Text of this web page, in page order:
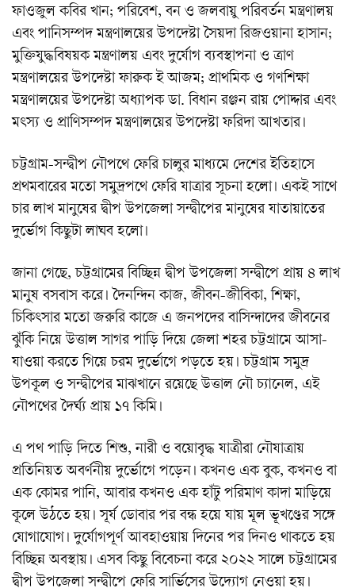
ফাওজুল কবির খান; পরিবেশ, বন ও জলবায়ু পরিবর্তন মন্ত্রণালয়
এবং পানিসম্পদ মন্ত্রণালয়ের উপদেষ্টা সৈয়দা রিজওয়ানা হাসান;
মুক্তিযুদ্ধবিষয়ক মন্ত্রণালয় এবং দুর্যোগ ব্যবস্থাপনা ও ত্রাণ
মন্ত্রণালয়ের উপদেষ্টা ফারুক ই আজম; প্রাথমিক ও গণশিক্ষা
মন্ত্রণালয়ের উপদেষ্টা অধ্যাপক ডা. বিধান রঞ্জন রায় পোদ্দার এবং
মৎস্য ও প্রাণিসম্পদ মন্ত্রণালয়ের উপদেষ্টা ফরিদা আখতার।
চট্টগ্রাম-সন্দ্বীপ নৌপথে ফেরি চালুর মাধ্যমে দেশের ইতিহাসে
প্রথমবারের মতো সমুদ্রপথে ফেরি যাত্রার সূচনা হলো। একই সাথে
চার লাখ মানুষের দ্বীপ উপজেলা সন্দ্বীপের মানুষের যাতায়াতের
দুর্ভোগ কিছুটা লাঘব হলো।
জানা গেছে, চট্টগ্রামের বিচ্ছিন্ন দ্বীপ উপজেলা সন্দ্বীপে প্রায় ৪ লাখ
মানুষ বসবাস করে। দৈনন্দিন কাজ, জীবন-জীবিকা, শিক্ষা,
চিকিৎসার মতো জরুরি কাজে এ জনপদের বাসিন্দাদের জীবনের
ঝুঁকি নিয়ে উত্তাল সাগর পাড়ি দিয়ে জেলা শহর চট্টগ্রামে আসা-
যাওয়া করতে গিয়ে চরম দুর্ভোগে পড়তে হয়। চট্টগ্রাম সমুদ্র
উপকূল ও সন্দ্বীপের মাঝখানে রয়েছে উত্তাল নৌ চ্যানেল, এই
নৌপথের দৈর্ঘ্য প্রায় ১৭ কিমি।
এ পথ পাড়ি দিতে শিশু, নারী ও বয়োবৃদ্ধ যাত্রীরা নৌযাত্রায়
প্রতিনিয়ত অবর্ণনীয় দুর্ভোগে পড়েন। কখনও এক বুক, কখনও বা
এক কোমর পানি, আবার কখনও এক হাঁটু পরিমাণ কাদা মাড়িয়ে
কূলে উঠতে হয়। সূর্য ডোবার পর বন্ধ হয়ে যায় মূল ভূখণ্ডের সঙ্গে
যোগাযোগ। দুর্যোগপূর্ণ আবহাওয়ায় দিনের পর দিনও থাকতে হয়
বিচ্ছিন্ন অবস্থায়। এসব কিছু বিবেচনা করে ২০২২ সালে চট্টগ্রামের
দ্বীপ উপজেলা সন্দ্বীপে ফেরি সার্ভিসের উদ্যোগ নেওয়া হয়।